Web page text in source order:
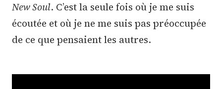
New Soul. C’est la seule fois où je me suis
écoutée et où je ne me suis pas préoccupée
de ce que pensaient les autres.